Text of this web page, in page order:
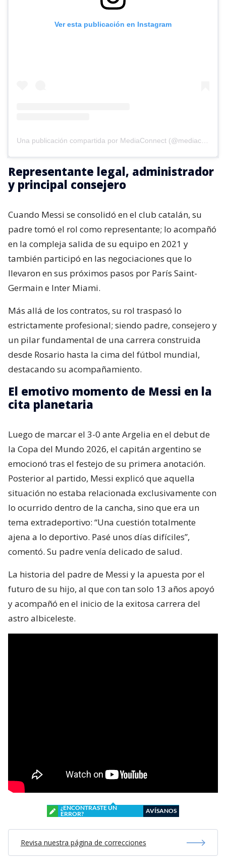
Ver esta publicación en Instagram
Representante legal, administrador
y principal consejero
Cuando Messi se consolidó en el club catalán, su
padre tomó el rol como representante; lo acompañó
en la compleja salida de su equipo en 2021 y
también participó en las negociaciones que lo
llevaron en sus próximos pasos por París Saint-
Germain e Inter Miami.
Más allá de los contratos, su rol traspasó lo
estrictamente profesional; siendo padre, consejero y
un pilar fundamental de una carrera construida
desde Rosario hasta la cima del fútbol mundial,
destacando su acompañamiento.
El emotivo momento de Messi en la
cita planetaria
Luego de marcar el 3-0 ante Argelia en el debut de
la Copa del Mundo 2026, el capitán argentino se
emocionó tras el festejo de su primera anotación.
Posterior al partido, Messi explicó que aquella
situación no estaba relacionada exclusivamente con
lo ocurrido dentro de la cancha, sino que era un
tema extradeportivo: “Una cuestión totalmente
ajena a lo deportivo. Pasé unos días difíciles”,
comentó. Su padre venía delicado de salud.
La historia del padre de Messi y la apuesta por el
futuro de su hijo, al que con tan solo 13 años apoyó
y acompañó en el inicio de la exitosa carrera del
astro albiceleste.
¿ENCONTRASTE UN
ERROR?
AVÍSANOS
Revisa nuestra página de correcciones